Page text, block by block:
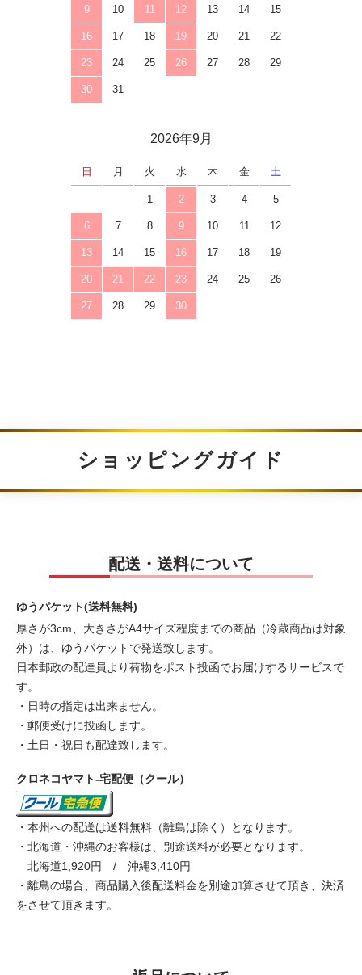
9 10 11 12 13 14 15
16 17 18 19 20 21 22
23 24 25 26 27 28 29
30 31
2026年9月
日 月 火 水 木 金 土
1 2 3 4 5
6 7 8 9 10 11 12
13 14 15 16 17 18 19
20 21 22 23 24 25 26
27 28 29 30
ショッピングガイド
配送・送料について
ゆうパケット(送料無料)
厚さが3cm、大きさがA4サイズ程度までの商品（冷蔵商品は対象
外）は、ゆうパケットで発送致します。
日本郵政の配達員より荷物をポスト投函でお届けするサービスで
す。
・日時の指定は出来ません。
・郵便受けに投函します。
・土日・祝日も配達致します。
クロネコヤマト-宅配便（クール）
・本州への配送は送料無料（離島は除く）となります。
・北海道・沖縄のお客様は、別途送料が必要となります。
北海道1,920円 / 沖縄3,410円
・離島の場合、商品購入後配送料金を別途加算させて頂き、決済
をさせて頂きます。